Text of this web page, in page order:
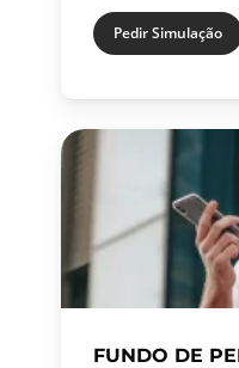
Pedir Simulação
FUNDO DE